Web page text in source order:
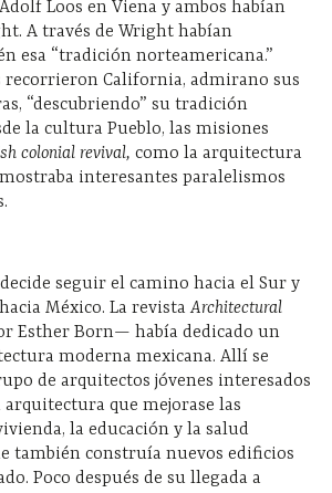
Loos en Viena y ambos habían
A través de Wright habían
esa “tradición norteamericana.”
recorrieron California, admirano sus
“descubriendo” su tradición
la cultura Pueblo, las misiones
colonial revival, como la arquitectura
interesantes paralelismos
seguir el camino hacia el Sur y
México. La revistaArchitectural
Esther Born— había dedicado un
moderna mexicana. Allí se
de arquitectos jóvenes interesados
que mejorase las
la educación y la salud
también construía nuevos edificios
Poco después de su llegada a